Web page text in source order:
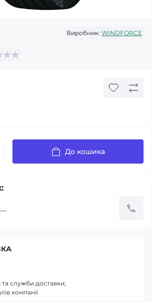
Виробник: WINDFORCE
До кошика
та служби доставки;
компанії